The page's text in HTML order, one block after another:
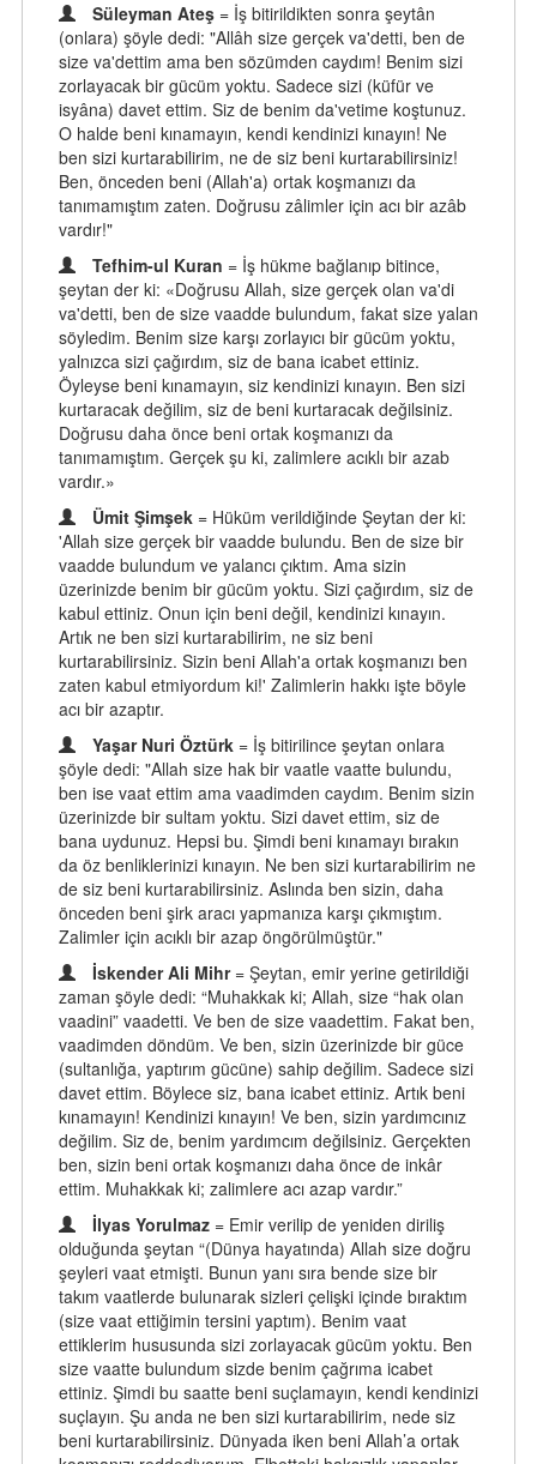
Süleyman Ateş = İş bitirildikten sonra şeytân
(onlara) şöyle dedi: "Allâh size gerçek va'detti, ben de
size va'dettim ama ben sözümden caydım! Benim sizi
zorlayacak bir gücüm yoktu. Sadece sizi (küfür ve
isyâna) davet ettim. Siz de benim da'vetime koştunuz.
O halde beni kınamayın, kendi kendinizi kınayın! Ne
ben sizi kurtarabilirim, ne de siz beni kurtarabilirsiniz!
Ben, önceden beni (Allah'a) ortak koşmanızı da
tanımamıştım zaten. Doğrusu zâlimler için acı bir azâb
vardır!"
Tefhim-ul Kuran = İş hükme bağlanıp bitince,
şeytan der ki: «Doğrusu Allah, size gerçek olan va'di
va'detti, ben de size vaadde bulundum, fakat size yalan
söyledim. Benim size karşı zorlayıcı bir gücüm yoktu,
yalnızca sizi çağırdım, siz de bana icabet ettiniz.
Öyleyse beni kınamayın, siz kendinizi kınayın. Ben sizi
kurtaracak değilim, siz de beni kurtaracak değilsiniz.
Doğrusu daha önce beni ortak koşmanızı da
tanımamıştım. Gerçek şu ki, zalimlere acıklı bir azab
vardır.»
Ümit Şimşek = Hüküm verildiğinde Şeytan der ki:
'Allah size gerçek bir vaadde bulundu. Ben de size bir
vaadde bulundum ve yalancı çıktım. Ama sizin
üzerinizde benim bir gücüm yoktu. Sizi çağırdım, siz de
kabul ettiniz. Onun için beni değil, kendinizi kınayın.
Artık ne ben sizi kurtarabilirim, ne siz beni
kurtarabilirsiniz. Sizin beni Allah'a ortak koşmanızı ben
zaten kabul etmiyordum ki!' Zalimlerin hakkı işte böyle
acı bir azaptır.
Yaşar Nuri Öztürk = İş bitirilince şeytan onlara
şöyle dedi: "Allah size hak bir vaatle vaatte bulundu,
ben ise vaat ettim ama vaadimden caydım. Benim sizin
üzerinizde bir sultam yoktu. Sizi davet ettim, siz de
bana uydunuz. Hepsi bu. Şimdi beni kınamayı bırakın
da öz benliklerinizi kınayın. Ne ben sizi kurtarabilirim ne
de siz beni kurtarabilirsiniz. Aslında ben sizin, daha
önceden beni şirk aracı yapmanıza karşı çıkmıştım.
Zalimler için acıklı bir azap öngörülmüştür."
İskender Ali Mihr = Şeytan, emir yerine getirildiği
zaman şöyle dedi: “Muhakkak ki; Allah, size “hak olan
vaadini” vaadetti. Ve ben de size vaadettim. Fakat ben,
vaadimden döndüm. Ve ben, sizin üzerinizde bir güce
(sultanlığa, yaptırım gücüne) sahip değilim. Sadece sizi
davet ettim. Böylece siz, bana icabet ettiniz. Artık beni
kınamayın! Kendinizi kınayın! Ve ben, sizin yardımcınız
değilim. Siz de, benim yardımcım değilsiniz. Gerçekten
ben, sizin beni ortak koşmanızı daha önce de inkâr
ettim. Muhakkak ki; zalimlere acı azap vardır.”
İlyas Yorulmaz = Emir verilip de yeniden diriliş
olduğunda şeytan “(Dünya hayatında) Allah size doğru
şeyleri vaat etmişti. Bunun yanı sıra bende size bir
takım vaatlerde bulunarak sizleri çelişki içinde bıraktım
(size vaat ettiğimin tersini yaptım). Benim vaat
ettiklerim hususunda sizi zorlayacak gücüm yoktu. Ben
size vaatte bulundum sizde benim çağrıma icabet
ettiniz. Şimdi bu saatte beni suçlamayın, kendi kendinizi
suçlayın. Şu anda ne ben sizi kurtarabilirim, nede siz
beni kurtarabilirsiniz. Dünyada iken beni Allah’a ortak